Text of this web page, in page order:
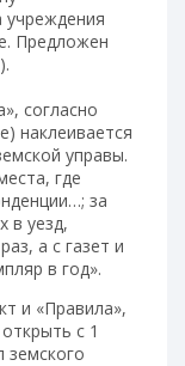
учреждения
Предложен
согласно
наклеивается
управы.
где
за
в уезд,
а с газет и
в год».
и «Правила»,
с 1
земского